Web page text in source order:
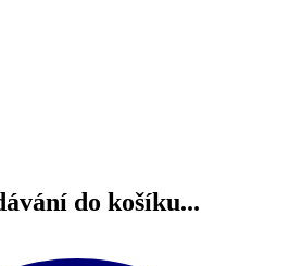
do košíku...